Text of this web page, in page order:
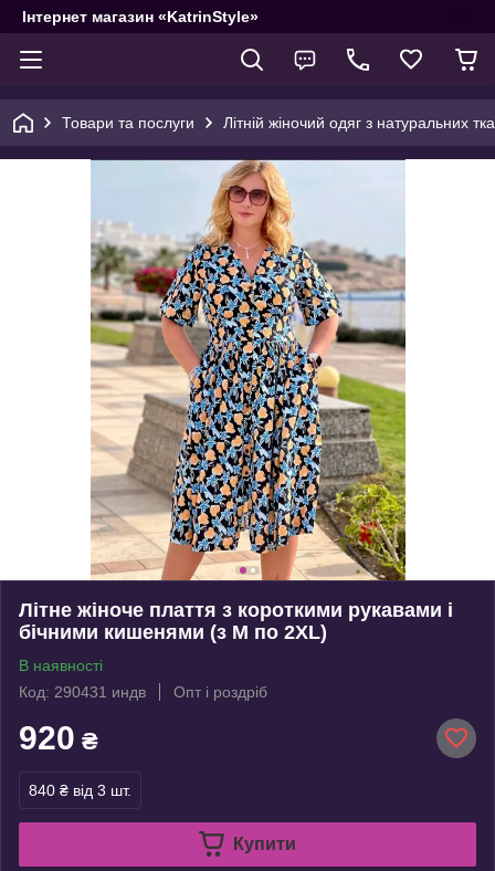
Інтернет магазин «KatrinStyle»
Товари та послуги Літній жіночий одяг з натуральних
Літне жіноче плаття з короткими рукавами і
бічними кишенями (з M по 2XL)
В наявності
Код: 290431 индв
Опт і роздріб
920 ₴
840 ₴ від 3 шт.
Купити